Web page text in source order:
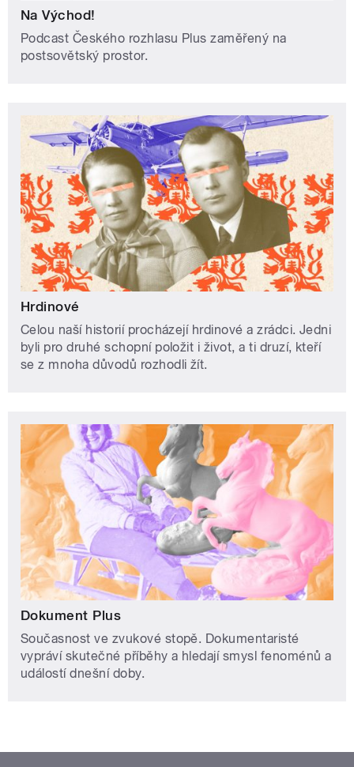
Na Východ!
Podcast Českého rozhlasu Plus zaměřený na
postsovětský prostor.
Hrdinové
Celou naší historií procházejí hrdinové a zrádci. Jedni
byli pro druhé schopní položit i život, a ti druzí, kteří
se z mnoha důvodů rozhodli žít.
Dokument Plus
Současnost ve zvukové stopě. Dokumentaristé
vypráví skutečné příběhy a hledají smysl fenoménů a
událostí dnešní doby.